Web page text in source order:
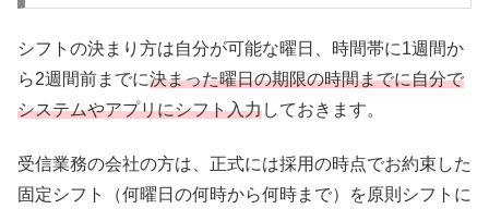
シフトの決まり方は自分が可能な曜日、時間帯に1週間か
ら2週間前までに決まった曜日の期限の時間までに自分で
システムやアプリにシフト入力しておきます。
受信業務の会社の方は、正式には採用の時点でお約束した
固定シフト（何曜日の何時から何時まで）を原則シフトに